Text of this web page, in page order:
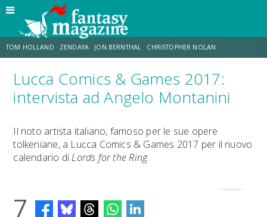
TOM HOLLAND ZENDAYA JON BERNTHAL CHRISTOPHER NOLAN
STRANIMONDI LUCCA COMICS & GAMES ODISSEA CHRIS MCKENNA
Lucca Comics & Games 2017:
intervista ad Angelo Montanini
Il noto artista italiano, famoso per le sue opere
tolkeniane, a Lucca Comics & Games 2017 per il nuovo
calendario diLords for the Ring.
7